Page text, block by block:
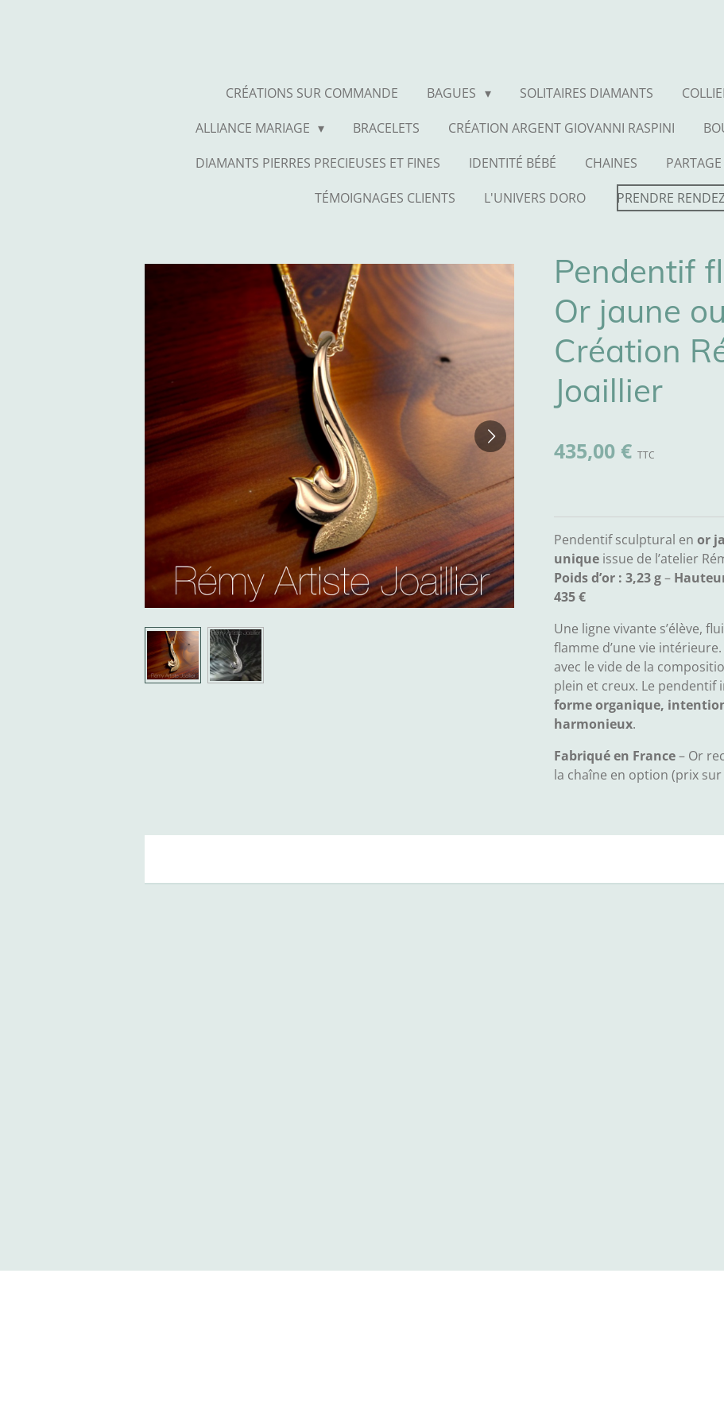
CRÉATIONS SUR COMMANDE BAGUES SOLITAIRES DIAMANTS
ALLIANCE MARIAGE
BRACELETS CRÉATION ARGENT GIOVANNI RASPINI
DIAMANTS PIERRES PRECIEUSES ET FINES
IDENTITÉ BÉBÉ CHAINES PARTAGE
TÉMOIGNAGES CLIENTS
L'UNIVERS DORO PRENDRE
Pendentif
Or jaune
Création
Joaillier
435,00 €
Pendentif sculptural en or
unique issue de l’atelier
Poids d’or : 3,23 g–
435 €
Une ligne vivante s’élève,
flamme d’une vie
avec le vide de la
plein et creux. Le pendentif
forme organique,
harmonieux.
Fabriqué en France– Or
la chaîne en option (prix